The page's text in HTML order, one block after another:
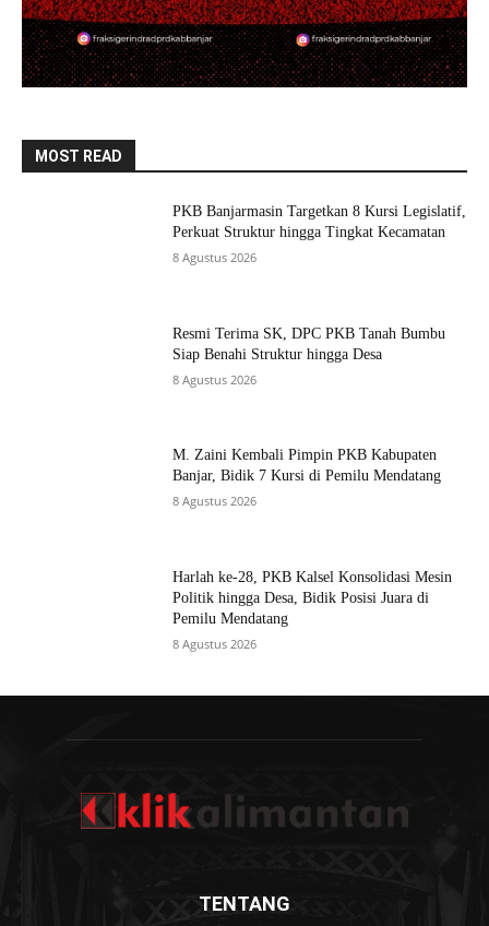
MOST READ
PKB Banjarmasin Targetkan 8 Kursi Legislatif,
Perkuat Struktur hingga Tingkat Kecamatan
8 Agustus 2026
Resmi Terima SK, DPC PKB Tanah Bumbu
Siap Benahi Struktur hingga Desa
8 Agustus 2026
M. Zaini Kembali Pimpin PKB Kabupaten
Banjar, Bidik 7 Kursi di Pemilu Mendatang
8 Agustus 2026
Harlah ke-28, PKB Kalsel Konsolidasi Mesin
Politik hingga Desa, Bidik Posisi Juara di
Pemilu Mendatang
8 Agustus 2026
TENTANG